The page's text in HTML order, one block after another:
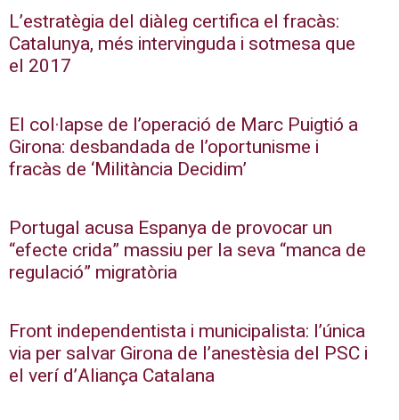
L’estratègia del diàleg certifica el fracàs:
Catalunya, més intervinguda i sotmesa que
el 2017
El col·lapse de l’operació de Marc Puigtió a
Girona: desbandada de l’oportunisme i
fracàs de ‘Militància Decidim’
Portugal acusa Espanya de provocar un
“efecte crida” massiu per la seva “manca de
regulació” migratòria
Front independentista i municipalista: l’única
via per salvar Girona de l’anestèsia del PSC i
el verí d’Aliança Catalana